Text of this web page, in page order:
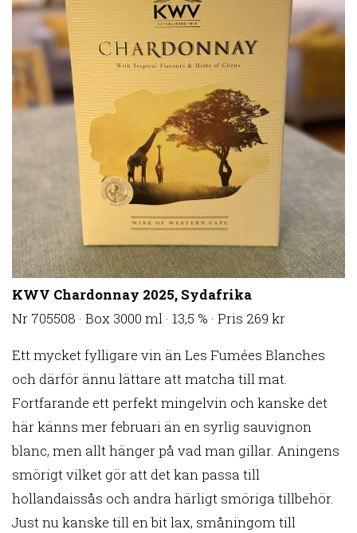
KWV Chardonnay 2025, Sydafrika
Nr 705508 · Box 3000 ml · 13,5 % · Pris 269 kr
Ett mycket fylligare vin än Les Fumées Blanches
och därför ännu lättare att matcha till mat.
Fortfarande ett perfekt mingelvin och kanske det
här känns mer februari än en syrlig sauvignon
blanc, men allt hänger på vad man gillar. Aningens
smörigt vilket gör att det kan passa till
hollandaissås och andra härligt smöriga tillbehör.
Just nu kanske till en bit lax, småningom till